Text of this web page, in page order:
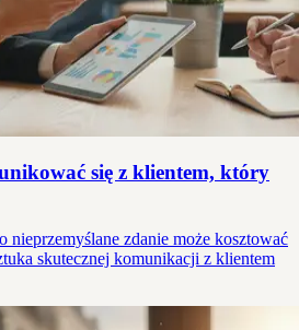
się z klientem, który
zdanie może kosztować
skutecznej komunikacji z klientem